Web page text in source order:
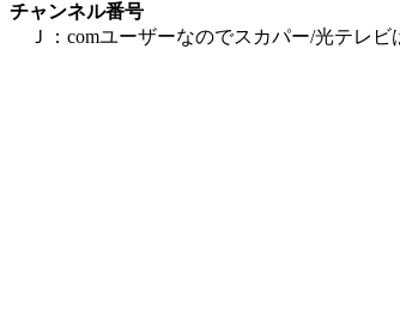
チャンネル番号
Ｊ：comユーザーなのでスカパー/光テレ